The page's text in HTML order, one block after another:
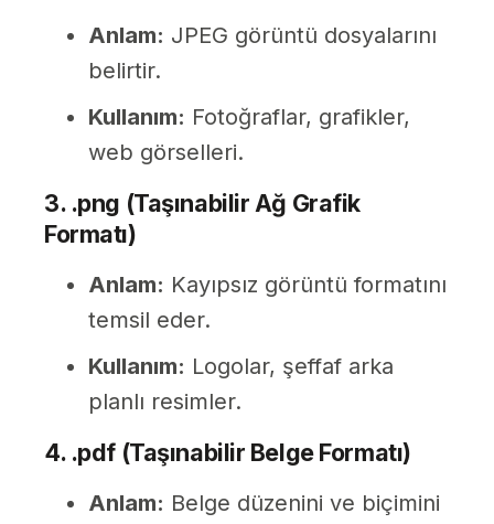
Anlam: JPEG görüntü dosyalarını
belirtir.
Kullanım: Fotoğraflar, grafikler,
web görselleri.
3. .png (Taşınabilir Ağ Grafik
Formatı)
Anlam: Kayıpsız görüntü formatını
temsil eder.
Kullanım: Logolar, şeffaf arka
planlı resimler.
4. .pdf (Taşınabilir Belge Formatı)
Anlam: Belge düzenini ve biçimini